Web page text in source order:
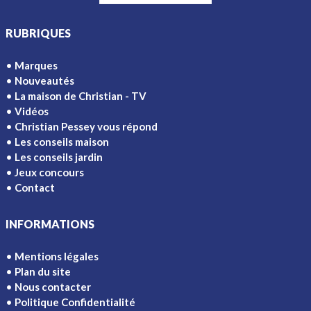
RUBRIQUES
Marques
Nouveautés
La maison de Christian - TV
Vidéos
Christian Pessey vous répond
Les conseils maison
Les conseils jardin
Jeux concours
Contact
INFORMATIONS
Mentions légales
Plan du site
Nous contacter
Politique Confidentialité